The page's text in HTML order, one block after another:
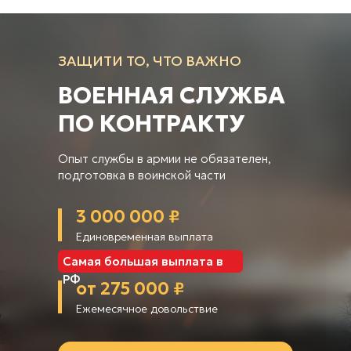
ЗАЩИТИ ТО, ЧТО ВАЖНО
ВОЕННАЯ СЛУЖБА
ПО КОНТРАКТУ
Опыт службы в армии не обязателен,
подготовка в воинской части
3 000 000 ₽
Единовременная выплата
от 275 000 ₽
Ежемесячное довольствие
Самая большая выплата в
РФ